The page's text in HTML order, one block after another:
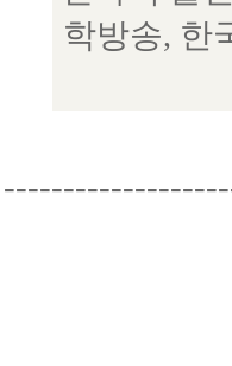
학방송, 한